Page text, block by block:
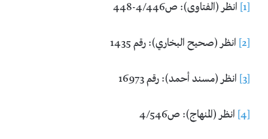
[1] انظر (الفتاوى): ص4/446-448
[2] انظر (صحيح البخاري): رقم 1435
[3] انظر (مسند أحمد): رقم 16973
[4] انظر (المنهاج): ص4/546